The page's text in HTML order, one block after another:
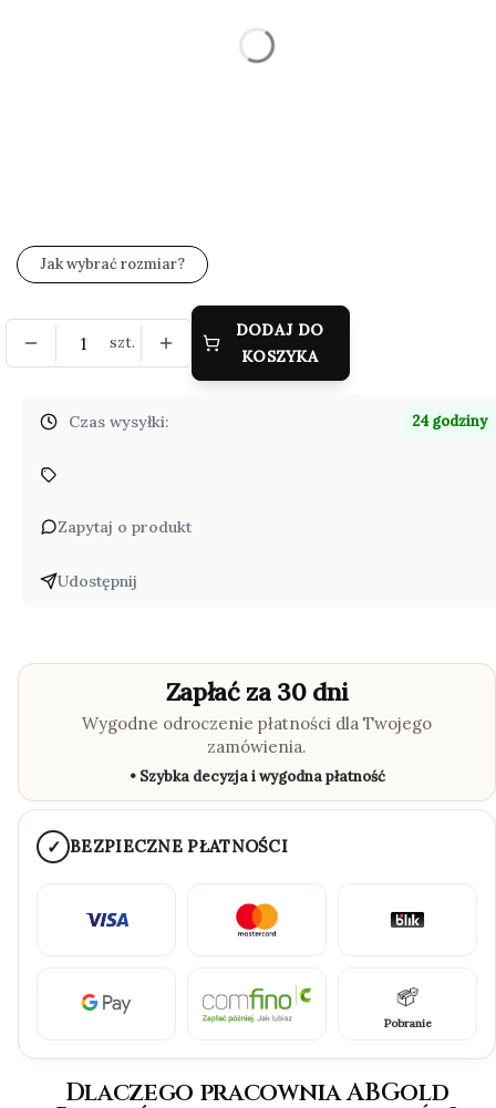
Jak wybrać rozmiar?
szt.
DODAJ DO
KOSZYKA
Czas wysyłki: 24 godziny
Zapytaj o produkt
Udostępnij
Zapłać za 30 dni
Wygodne odroczenie płatności dla Twojego
zamówienia.
• Szybka decyzja i wygodna płatność
✓ BEZPIECZNE PŁATNOŚCI
Pobranie
Dlaczego pracownia ABGold